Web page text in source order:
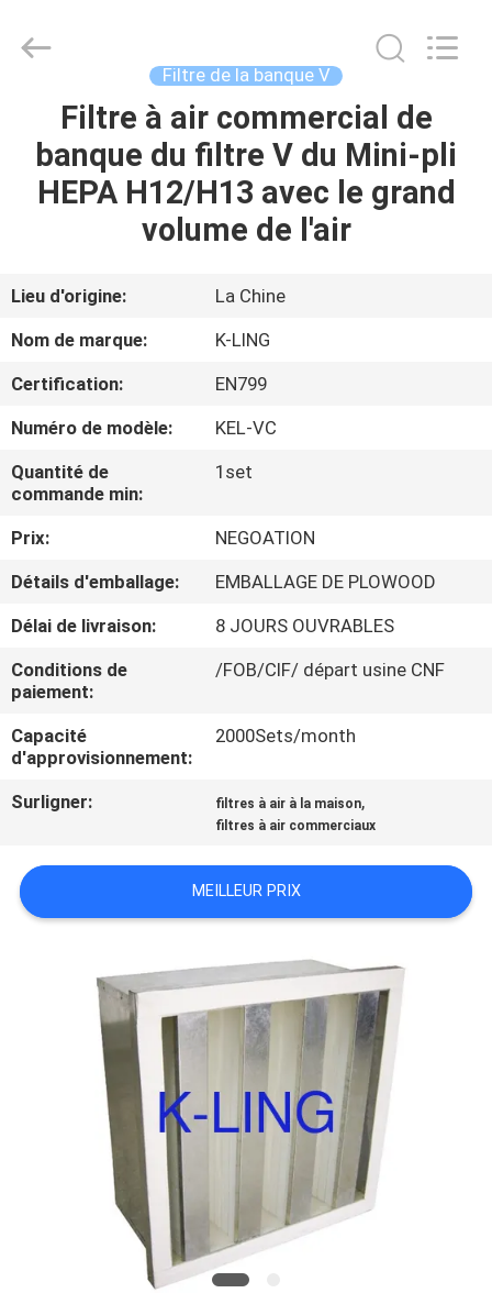
MAISON
À
PROPOS
NOUS
DE
L'USINE
CONTRÔLE
DE
LA
QUALITÉ
CONTACTER
AFFAIRES
POLITIQUE
Technology
Company.
Filtre de la banque V
Filtre à air commercial de
banque du filtre V du Mini-pli
HEPA H12/H13 avec le grand
volume de l'air
Lieu d'origine:
La Chine
Nom de marque:
K-LING
Certification:
EN799
Numéro de modèle:
KEL-VC
Quantité de
commande min:
1set
Prix:
NEGOATION
Détails d'emballage:
EMBALLAGE DE PLOWOOD
Délai de livraison:
8 JOURS OUVRABLES
Conditions de
paiement:
/FOB/CIF/ départ usine CNF
Capacité
d'approvisionnement:
2000Sets/month
Surligner: filtres à air à la maison,
filtres à air commerciaux
MEILLEUR PRIX